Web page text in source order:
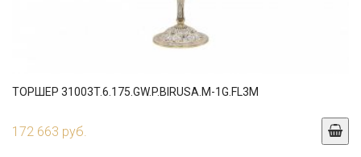
ТОРШЕР 31003T.6.175.GW.P.BIRUSA.M-1G.FL3M
172 663 руб.